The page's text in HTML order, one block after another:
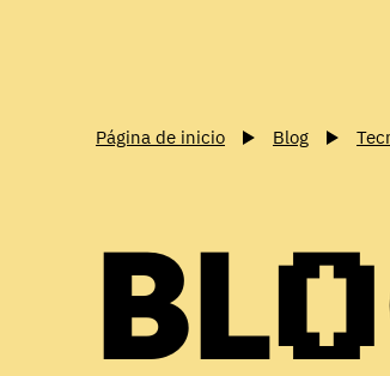
Página de inicio Blog